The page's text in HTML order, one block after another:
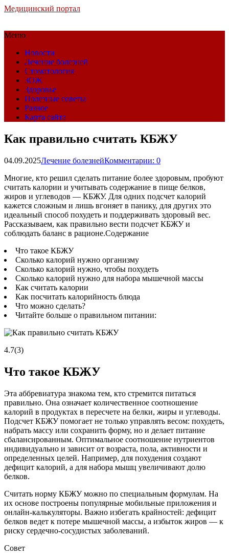
Медицинский портал
Меню
Новости
Лечение болезней
Стоматология
ЗОЖ
Здоровье
Полезные советы
Разное
Карта сайта
Как правильно считать КБЖУ
04.09.2025Лечение болезнейКомментарии: 0
Многие, кто решил сделать питание более здоровым, пробуют
считать калории и учитывать содержание в пище белков,
жиров и углеводов — КБЖУ. Для одних подсчет калорий
кажется сложным и лишь вгоняет в панику, для других это
идеальный способ похудеть и поддерживать здоровый вес.
Рассказываем, как правильно вести подсчет КБЖУ и
соблюдать баланс в рационе.Содержание
Что такое КБЖУ
Сколько калорий нужно организму
Сколько калорий нужно, чтобы похудеть
Сколько калорий нужно для набора мышечной массы
Как считать калории
Как посчитать калорийность блюда
Что можно сделать?
Читайте больше о правильном питании:
4.7(3)
Что такое КБЖУ
Эта аббревиатура знакома тем, кто стремится питаться
правильно. Она означает количественное соотношение
калорий в продуктах в пересчете на белки, жиры и углеводы.
Подсчет КБЖУ помогает не только управлять весом: похудеть,
набрать массу или сохранить форму, но и делает питание
сбалансированным. Оптимальное соотношение нутриентов
индивидуально и зависит от возраста, пола, активности и
определенных целей. Например, для похудения создают
дефицит калорий, а для набора мышц увеличивают долю
белков.
Считать норму КБЖУ можно по специальным формулам. На
их основе построены популярные мобильные приложения и
онлайн-калькуляторы. Важно избегать крайностей: дефицит
белков ведет к потере мышечной массы, а избыток жиров — к
риску сердечно-сосудистых заболеваний.
Совет